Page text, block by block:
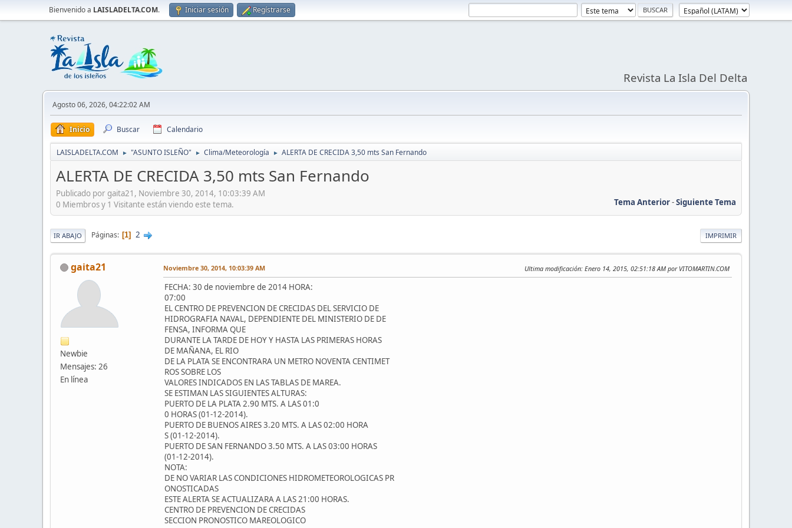
Bienvenido a LAISLADELTA.COM. Iniciar sesión Regístrarse
Revista La Isla Del Delta
Agosto 06, 2026, 04:22:02 AM
Inicio Buscar Calendario
LAISLADELTA.COM ► "ASUNTO ISLEÑO" ► Clima/Meteorología ► ALERTA DE CRECIDA 3,50 mts San Fernando
ALERTA DE CRECIDA 3,50 mts San Fernando
Publicado por gaita21, Noviembre 30, 2014, 10:03:39 AM
Tema Anterior-Siguiente Tema
0 Miembros y 1 Visitante están viendo este tema.
IMPRIMIR
IR ABAJO Páginas 1 2
gaita21
Newbie
Mensajes: 26
En línea
Noviembre 30, 2014, 10:03:39 AM Ultima modificación: Enero 14, 2015, 02:51:18 AM por VITOMARTIN.COM
FECHA: 30 de noviembre de 2014 HORA:
07:00
EL CENTRO DE PREVENCION DE CRECIDAS DEL SERVICIO DE
HIDROGRAFIA NAVAL, DEPENDIENTE DEL MINISTERIO DE DE
FENSA, INFORMA QUE
DURANTE LA TARDE DE HOY Y HASTA LAS PRIMERAS HORAS
DE MAÑANA, EL RIO
DE LA PLATA SE ENCONTRARA UN METRO NOVENTA CENTIMET
ROS SOBRE LOS
VALORES INDICADOS EN LAS TABLAS DE MAREA.
SE ESTIMAN LAS SIGUIENTES ALTURAS:
PUERTO DE LA PLATA 2.90 MTS. A LAS 01:0
0 HORAS (01-12-2014).
PUERTO DE BUENOS AIRES 3.20 MTS. A LAS 02:00 HORA
S (01-12-2014).
PUERTO DE SAN FERNANDO 3.50 MTS. A LAS 03:00 HORAS
(01-12-2014).
NOTA:
DE NO VARIAR LAS CONDICIONES HIDROMETEOROLOGICAS PR
ONOSTICADAS
ESTE ALERTA SE ACTUALIZARA A LAS 21:00 HORAS.
CENTRO DE PREVENCION DE CRECIDAS
SECCION PRONOSTICO MAREOLOGICO